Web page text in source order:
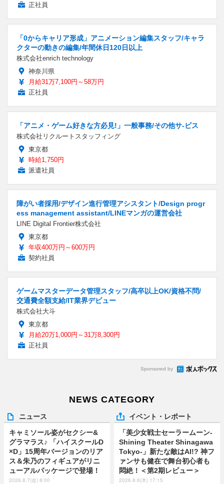
正社員
「0からキャリア形成」アニメーション編集スタッフ/キャラ
クターの動きの編集/年間休日120日以上
株式会社enrich technology
神奈川県
月給31万7,100円～58万円
正社員
「アニメ・ゲーム好きな方必見!」一般事務/その他サ-ビス
株式会社リクルートスタッフィング
東京都
時給1,750円
派遣社員
障がい者採用/デザイン進行管理アシスタント/Design progr
ess management assistant/LINEマンガの運営会社
LINE Digital Frontier株式会社
東京都
年収400万円～600万円
契約社員
ゲームマスターデータ管理スタッフ/高卒以上OK/資格不問/
交通費全額支給/IT業界デビュー
株式会社大斗
東京都
月給20万1,000円～31万8,300円
正社員
Sponsored by
NEWS CATEGORY
ニュース
キャミソール姿がセクシー&
グラマラス♪ 「ハイスクールD
×D」15周年バージョンのリア
ス＆朱乃のフィギュアがリニ
ューアルパッケージで登場！
2026.8.7(金) 8:00
イベント・レポート
「美少女戦士セーラームーン-
Shining Theater Shinagawa
Tokyo-」新たな敵はAI!? 神フ
ァンサも健在で舞台初心者も
悶絶！＜第2期レビュー＞
2026.8.6(木) 17:15